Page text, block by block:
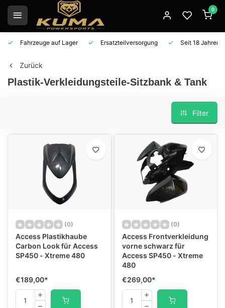
0
Fahrzeuge auf Lager Ersatzteilversorgung Seit 18 Jahren
Zurück
Plastik-Verkleidungsteile-Sitzbank & Tank
Filter
(0)
Access Plastikhaube
Carbon Look für Access
SP450 - Xtreme 480
€189,00*
(0)
Access Frontverkleidung
vorne schwarz für
Access SP450 - Xtreme
480
€269,00*